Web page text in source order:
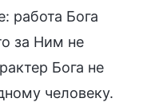
работа Бога
за Ним не
Бога не
человеку.